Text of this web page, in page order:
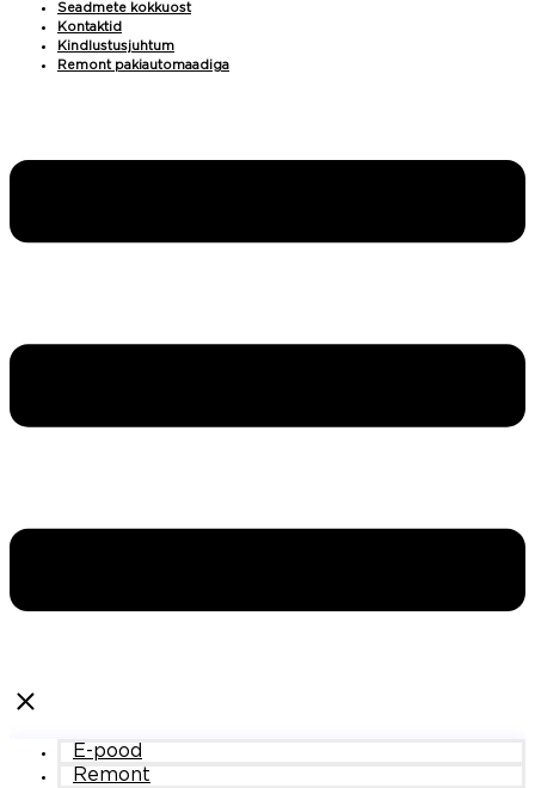
Seadmete kokkuost
Kontaktid
Kindlustusjuhtum
Remont pakiautomaadiga
E-pood
Remont